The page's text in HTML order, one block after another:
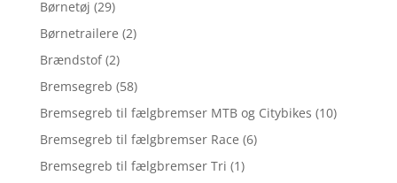
Børnetøj (29)
Børnetrailere (2)
Brændstof (2)
Bremsegreb (58)
Bremsegreb til fælgbremser MTB og Citybikes (10)
Bremsegreb til fælgbremser Race (6)
Bremsegreb til fælgbremser Tri (1)